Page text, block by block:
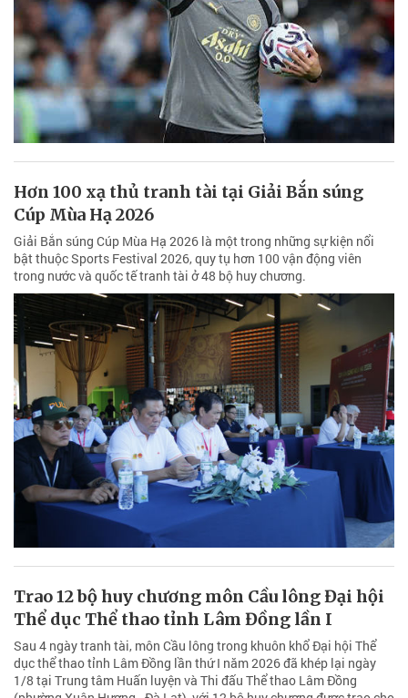
Hơn 100 xạ thủ tranh tài tại Giải Bắn súng
Cúp Mùa Hạ 2026
Giải Bắn súng Cúp Mùa Hạ 2026 là một trong những sự kiện nổi
bật thuộc Sports Festival 2026, quy tụ hơn 100 vận động viên
trong nước và quốc tế tranh tài ở 48 bộ huy chương.
Trao 12 bộ huy chương môn Cầu lông Đại hội
Thể dục Thể thao tỉnh Lâm Đồng lần I
Sau 4 ngày tranh tài, môn Cầu lông trong khuôn khổ Đại hội Thể
dục thể thao tỉnh Lâm Đồng lần thứ I năm 2026 đã khép lại ngày
1/8 tại Trung tâm Huấn luyện và Thi đấu Thể thao Lâm Đồng